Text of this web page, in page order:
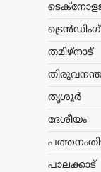
ട്രെൻഡിംഗ്
തമിഴ്നാട്
തൃശൂർ
ദേശീയം
പാലക്കാട്